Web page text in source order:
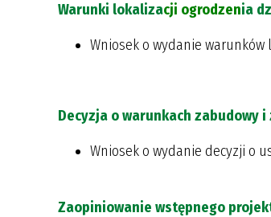
Warunki lokalizacji ogrodzenia
Wniosek o wydanie
Decyzja o warunkach zabudowy
Wniosek o wydanie decyzji o
Zaopiniowanie wstępnego